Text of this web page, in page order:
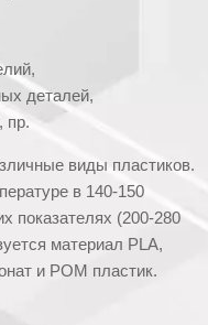
деталей,
пр.
виды пластиков.
в 140-150
показателях (200-280
материал PLA,
и POM пластик.